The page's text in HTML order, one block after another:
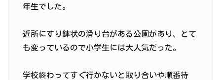
年生でした。
近所にすり鉢状の滑り台がある公園があり、とて
も変っているので小学生には大人気だった。
学校終わってすぐ行かないと取り合いや順番待